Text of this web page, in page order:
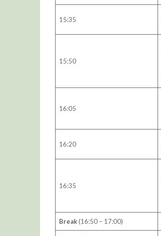
15:35
15:50
16:05
16:20
16:35
Break(16:50 – 17:00)